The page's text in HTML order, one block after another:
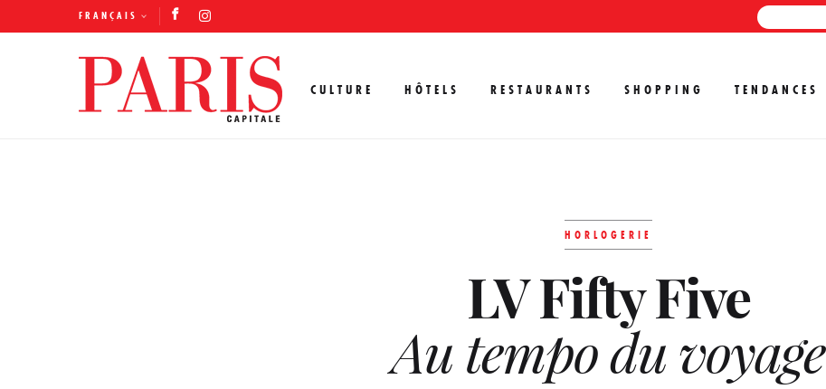
FRANÇAIS
CULTURE HÔTELS RESTAURANTS SHOPPING TENDANCES
HORLOGERIE
LV Fifty Five
Au tempo du voyage